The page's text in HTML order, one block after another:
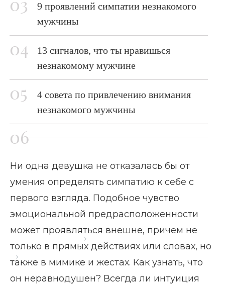
9 проявлений симпатии незнакомого
мужчины
13 сигналов, что ты нравишься
незнакомому мужчине
4 совета по привлечению внимания
незнакомого мужчины
Ни одна девушка не отказалась бы от
умения определять симпатию к себе с
первого взгляда. Подобное чувство
эмоциональной предрасположенности
может проявляться внешне, причем не
только в прямых действиях или словах, но
также в мимике и жестах. Как узнать, что
он неравнодушен? Всегда ли интуиция